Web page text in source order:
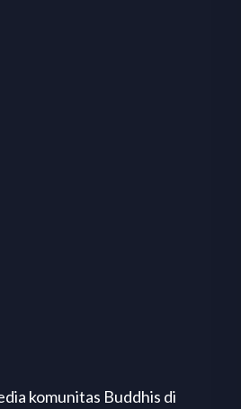
komunitas Buddhis di